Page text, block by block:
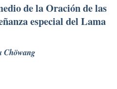
de la Oración de las
especial del Lama
Chöwang